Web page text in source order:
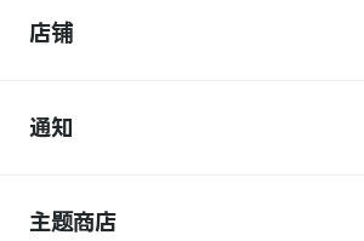
店铺
通知
主题商店